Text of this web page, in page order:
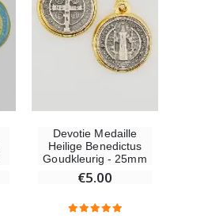
Devotie Medaille
Heilige Benedictus
Goudkleurig - 25mm
€5.00